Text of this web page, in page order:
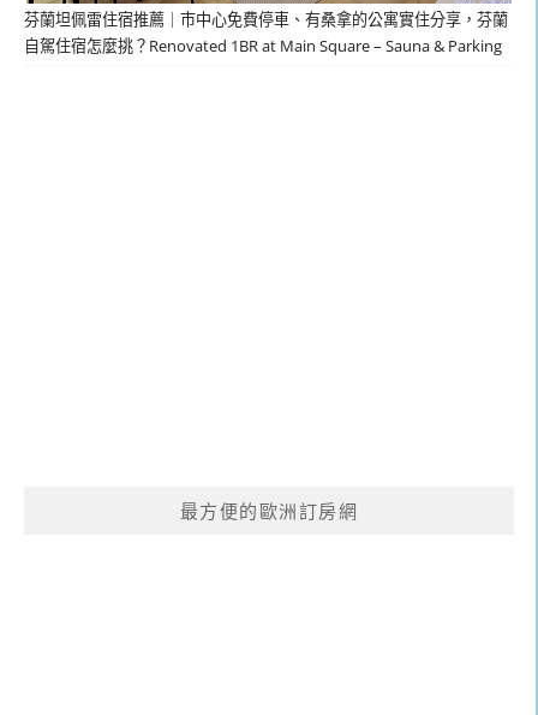
芬蘭坦佩雷住宿推薦｜市中心免費停車、有桑拿的公寓實住分享，芬蘭
自駕住宿怎麼挑？Renovated 1BR at Main Square – Sauna & Parking
最方便的歐洲訂房網